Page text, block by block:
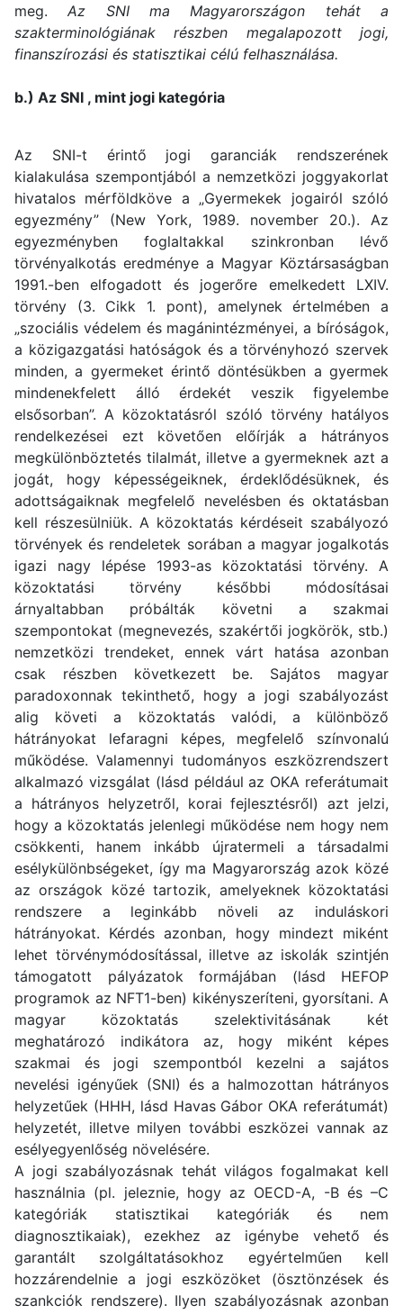
meg.Az SNI ma Magyarországon tehát a
szakterminológiának részben megalapozott jogi,
finanszírozási és statisztikai célú felhasználása.
b.) Az SNI , mint jogi kategória
Az SNI-t érintő jogi garanciák rendszerének
kialakulása szempontjából a nemzetközi joggyakorlat
hivatalos mérföldköve a „Gyermekek jogairól szóló
egyezmény” (New York, 1989. november 20.). Az
egyezményben foglaltakkal szinkronban lévő
törvényalkotás eredménye a Magyar Köztársaságban
1991.-ben elfogadott és jogerőre emelkedett LXIV.
törvény (3. Cikk 1. pont), amelynek értelmében a
„szociális védelem és magánintézményei, a bíróságok,
a közigazgatási hatóságok és a törvényhozó szervek
minden, a gyermeket érintő döntésükben a gyermek
mindenekfelett álló érdekét veszik figyelembe
elsősorban”. A közoktatásról szóló törvény hatályos
rendelkezései ezt követően előírják a hátrányos
megkülönböztetés tilalmát, illetve a gyermeknek azt a
jogát, hogy képességeiknek, érdeklődésüknek, és
adottságaiknak megfelelő nevelésben és oktatásban
kell részesülniük. A közoktatás kérdéseit szabályozó
törvények és rendeletek sorában a magyar jogalkotás
igazi nagy lépése 1993-as közoktatási törvény. A
közoktatási törvény későbbi módosításai
árnyaltabban próbálták követni a szakmai
szempontokat (megnevezés, szakértői jogkörök, stb.)
nemzetközi trendeket, ennek várt hatása azonban
csak részben következett be. Sajátos magyar
paradoxonnak tekinthető, hogy a jogi szabályozást
alig követi a közoktatás valódi, a különböző
hátrányokat lefaragni képes, megfelelő színvonalú
működése. Valamennyi tudományos eszközrendszert
alkalmazó vizsgálat (lásd például az OKA referátumait
a hátrányos helyzetről, korai fejlesztésről) azt jelzi,
hogy a közoktatás jelenlegi működése nem hogy nem
csökkenti, hanem inkább újratermeli a társadalmi
esélykülönbségeket, így ma Magyarország azok közé
az országok közé tartozik, amelyeknek közoktatási
rendszere a leginkább növeli az induláskori
hátrányokat. Kérdés azonban, hogy mindezt miként
lehet törvénymódosítással, illetve az iskolák szintjén
támogatott pályázatok formájában (lásd HEFOP
programok az NFT1-ben) kikényszeríteni, gyorsítani. A
magyar közoktatás szelektivitásának két
meghatározó indikátora az, hogy miként képes
szakmai és jogi szempontból kezelni a sajátos
nevelési igényűek (SNI) és a halmozottan hátrányos
helyzetűek (HHH, lásd Havas Gábor OKA referátumát)
helyzetét, illetve milyen további eszközei vannak az
esélyegyenlőség növelésére.
A jogi szabályozásnak tehát világos fogalmakat kell
használnia (pl. jeleznie, hogy az OECD-A, -B és –C
kategóriák statisztikai kategóriák és nem
diagnosztikaiak), ezekhez az igénybe vehető és
garantált szolgáltatásokhoz egyértelműen kell
hozzárendelnie a jogi eszközöket (ösztönzések és
szankciók rendszere). Ilyen szabályozásnak azonban